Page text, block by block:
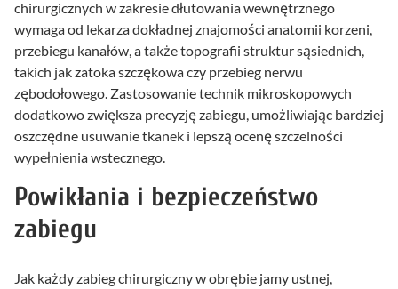
chirurgicznych w zakresie dłutowania wewnętrznego
wymaga od lekarza dokładnej znajomości anatomii korzeni,
przebiegu kanałów, a także topografii struktur sąsiednich,
takich jak zatoka szczękowa czy przebieg nerwu
zębodołowego. Zastosowanie technik mikroskopowych
dodatkowo zwiększa precyzję zabiegu, umożliwiając bardziej
oszczędne usuwanie tkanek i lepszą ocenę szczelności
wypełnienia wstecznego.
Powikłania i bezpieczeństwo
zabiegu
Jak każdy zabieg chirurgiczny w obrębie jamy ustnej,